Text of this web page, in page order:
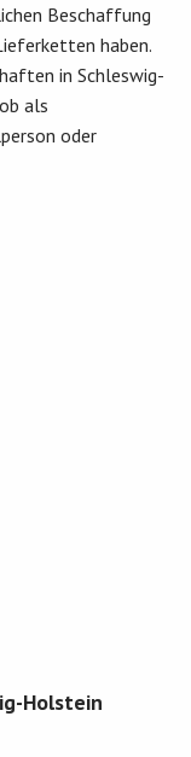
Beschaffung
haben.
in Schleswig-
als
oder
Holstein